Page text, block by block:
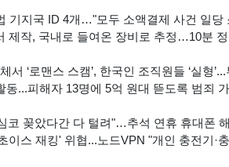
기지국 ID 4개…"모두 소액결제 사건 일
제작, 국내로 들여온 장비로 추정…10분
‘로맨스 스캠’, 한국인 조직원들 ‘실형
동...피해자 13명에 5억 원대 뜯도록 범죄
코 꽂았다간 다 털려"…추석 연휴 휴대폰
이스 재킹' 위협...노드VPN "개인 충전기·